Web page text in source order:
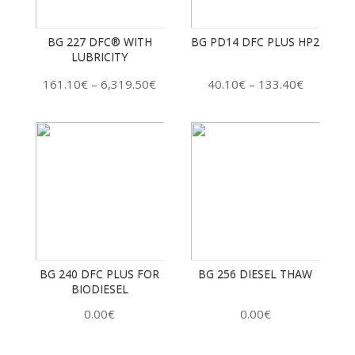
BG 227 DFC® WITH
LUBRICITY
161.10€ –6,319.50€
BG PD14 DFC PLUS HP2
40.10€– 133.40€
BG 240 DFC PLUS FOR
BIODIESEL
0.00€
BG 256 DIESEL THAW
0.00€